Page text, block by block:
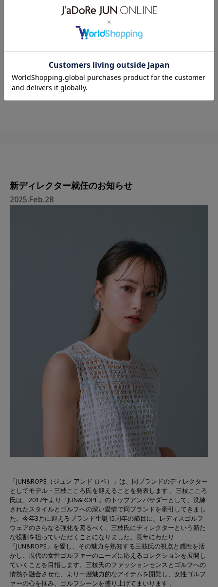
画の第一弾として実現しました。「JONES」は、1971年に創業し、シ
ンプルで機能的なデザインと高品質な素材使いで、世界中のゴルフフ
ァンから愛されているブランドです。「JONES」のアイコニックなデ
ザインに、「JUN&ROPÉ」らしいカラーリングやロゴを落とし込ん
コラボアイテムの詳細はこちらをチェック！
新ディレクター就任のお知らせ
2025.Feb.28
「JUN&ROPÉ（ジュン アンド ロペ）」は、同ブランドのディレクター
としてモデル・三枝こころ氏を迎えることを発表します 。三枝こころ
氏は、2017年より「JUN&ROPÉ」のトップアンバサダーとして、洗練
されたスタイルとゴルフへの深い愛情で同ブランドを牽引してきまし
た。今年3月に迎えるブランド生誕15周年の節目に、レディスゴルフ
ウェアのさらなる強化を図るべく、三枝氏にディレクターという新た
な役割を担っていただくことになりました。長年にわたり
「JUN&ROPÉ」を愛し、その魅力を熟知する三枝氏の視点と感性を活
かし、現代の女性ゴルファーのニーズに応えるコレクションを展開し
ていくことを目指します。三枝氏のファッションセンスとゴルフへの
情熱を融合させた、より一層魅力的なアイテムを開発し、女性ゴルフ
ァーの心を掴み、ゴルフシーンを盛り上げてまいります 。